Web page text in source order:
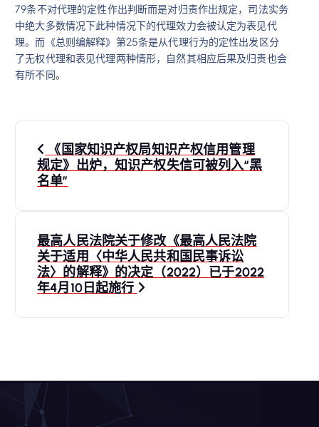
79条不对代理的定性作出判断而是对归责作出规定，司法实务
中绝大多数情况下此种情况下的代理效力会被认定为表见代
理。而《总则编解释》第25条是从代理行为的定性出发区分
了无权代理和表见代理两种情形，自然其相应后果及归责也会
有所不同。
文
章
航
《国家知识产权局知识产权信用管理
规定》出炉，知识产权失信可被列入“黑
名单”
最高人民法院关于修改《最高人民法院
关于适用〈中华人民共和国民事诉讼
法〉的解释》的决定（2022）已于2022
年4月10日起施行